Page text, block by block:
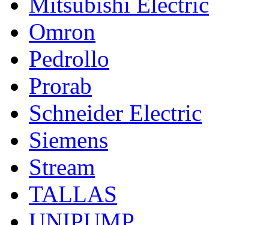
Omron
Pedrollo
Prorab
Schneider Electric
Siemens
Stream
TALLAS